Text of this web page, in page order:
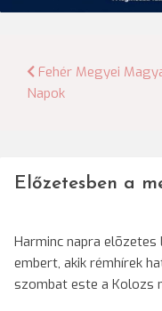
Bejegyzés
navigáció
Fehér Megyei
Napok
Előzetesben a
Harminc napra
embert, akik rémhírek
szombat este a Kolozs